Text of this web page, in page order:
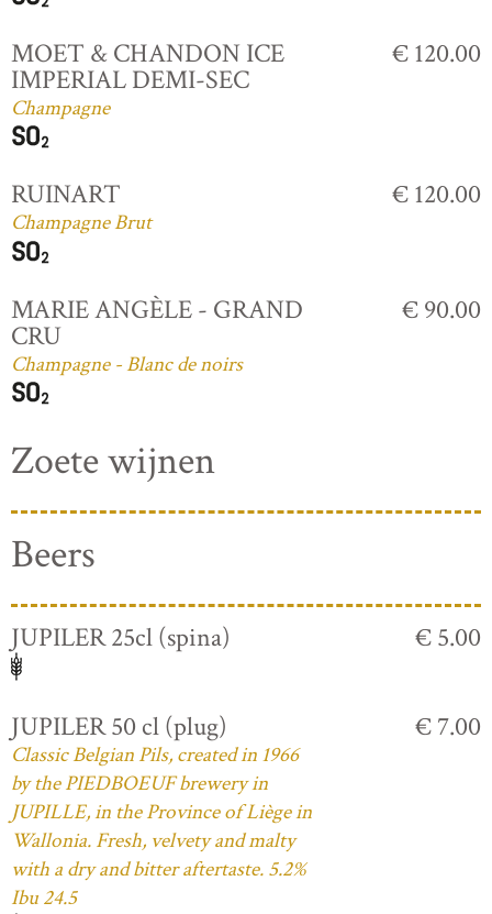
MOET & CHANDON ICE
IMPERIAL DEMI-SEC
Champagne
€ 120.00
RUINART
Champagne Brut
€ 120.00
MARIE ANGÈLE - GRAND
CRU
Champagne - Blanc de noirs
€ 90.00
Zoete wijnen
Beers
JUPILER 25cl (spina) € 5.00
JUPILER 50 cl (plug)
Classic Belgian Pils, created in 1966
by the PIEDBOEUF brewery in
JUPILLE, in the Province of Liège in
Wallonia. Fresh, velvety and malty
with a dry and bitter aftertaste. 5.2%
Ibu 24.5
€ 7.00